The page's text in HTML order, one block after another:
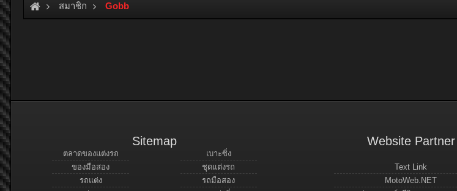
สมาชิก Gobb
Sitemap
ตลาดของแต่งรถ
ของมือสอง
รถแต่ง
เบาะซิ่ง
ชุดแต่งรถ
รถมือสอง
Website Partner
Text Link
MotoWeb.NET